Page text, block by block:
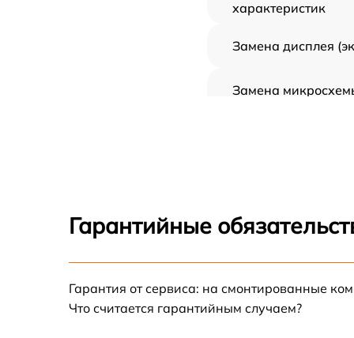
характеристик
Замена дисплея
Замена
Ремонт разъема
Замена ключей
Замена процессора
Гарантийные
Гарантия от сервиса: на смонтированные
Что считается гарантийным случаем?